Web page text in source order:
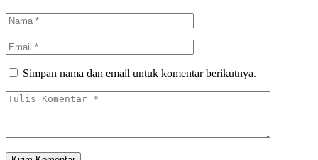
Simpan nama dan email untuk komentar berikutnya.